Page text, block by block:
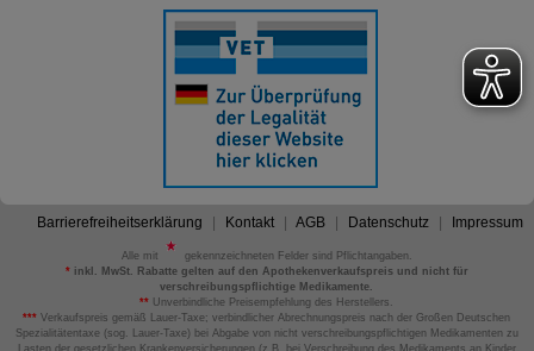
Barrierefreiheitserklärung Kontakt AGB Datenschutz Impressum
Alle mit
gekennzeichneten Felder sind Pflichtangaben.
*inkl. MwSt. Rabatte gelten auf den Apothekenverkaufspreis und nicht für
verschreibungspflichtige Medikamente.
** Unverbindliche Preisempfehlung des Herstellers.
*** Verkaufspreis gemäß Lauer-Taxe; verbindlicher Abrechnungspreis nach der Großen Deutschen
Spezialitätentaxe (sog. Lauer-Taxe) bei Abgabe von nicht verschreibungspflichtigen Medikamenten zu
Lasten der gesetzlichen Krankenversicherungen (z.B. bei Verschreibung des Medikaments an Kinder